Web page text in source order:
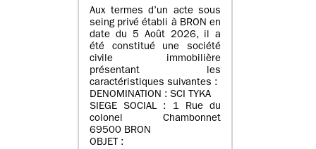
Aux termes d’un acte sous
seing privé établi à BRON en
date du 5 Août 2026, il a
été constitué une société
civile immobilière
présentant les
caractéristiques suivantes :
DENOMINATION : SCI TYKA
SIEGE SOCIAL : 1 Rue du
colonel Chambonnet
69500 BRON
OBJET :